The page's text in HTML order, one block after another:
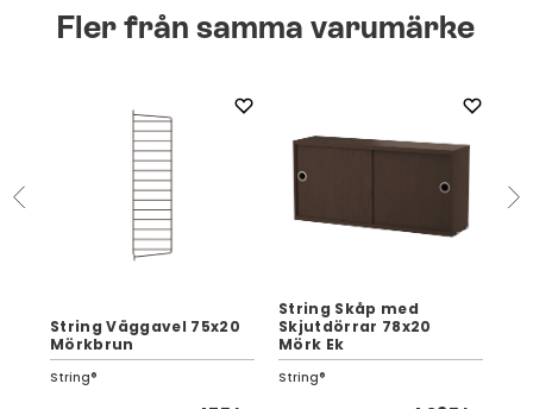
Fler från samma varumärke
String Väggavel 75x20
Mörkbrun
String®
String Skåp med
Skjutdörrar 78x20
Mörk Ek
String®